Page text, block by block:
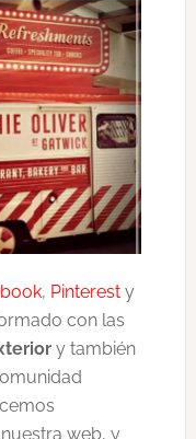
, Pinteresty
con las
y también
web, y